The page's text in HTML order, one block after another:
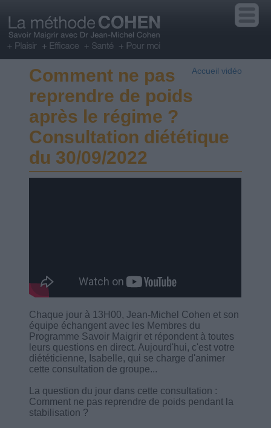
Accueil vidéo
Comment ne pas
reprendre de poids
après le régime ?
Consultation diététique
du 30/09/2022
Chaque jour à 13H00, Jean-Michel Cohen et son
équipe échangent avec les Membres du
Programme Savoir Maigrir et répondent à toutes
leurs questions en direct. Aujourd'hui, c'est votre
diététicienne, Isabelle, qui se charge d'animer
cette consultation de groupe...
La question du jour dans cette consultation :
Comment ne pas reprendre de poids pendant la
stabilisation ?